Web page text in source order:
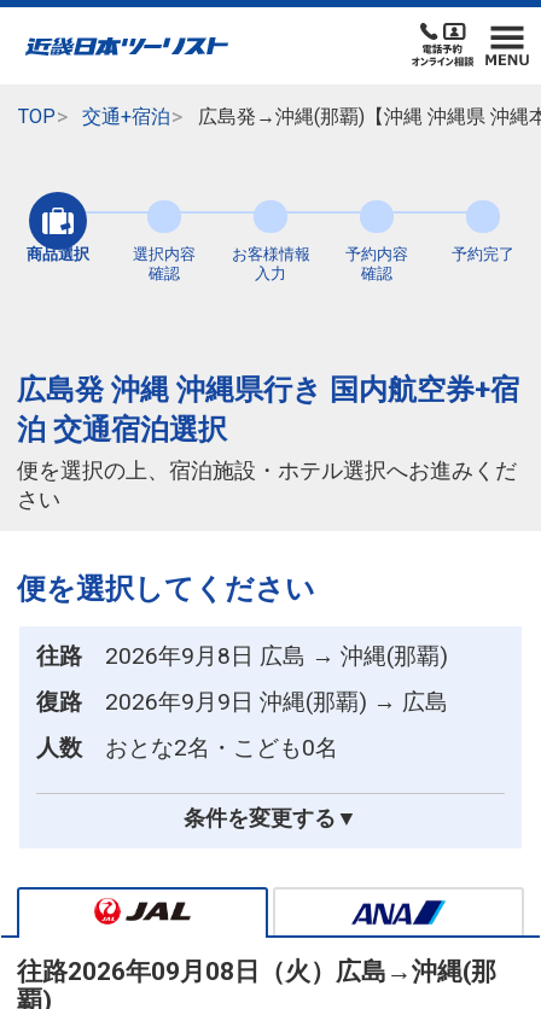
TOP 交通+宿泊 広島発→沖縄(那覇)【沖縄 沖縄県 沖縄
商品選択
選択内容
確認
お客様情報
入力
予約内容
確認
予約完了
広島発 沖縄 沖縄県行き 国内航空券+宿
泊 交通宿泊選択
便を選択の上、宿泊施設・ホテル選択へお進みくだ
さい
便を選択してください
往路
2026年9月8日 広島 → 沖縄(那覇)
復路
2026年9月9日 沖縄(那覇) → 広島
人数
おとな2名・こども0名
条件を変更する▼
往路2026年09月08日（火） 広島 →沖縄(那
覇)